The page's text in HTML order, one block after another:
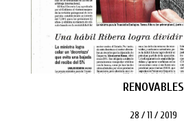
RENOVABLES
28 / 11 / 2019